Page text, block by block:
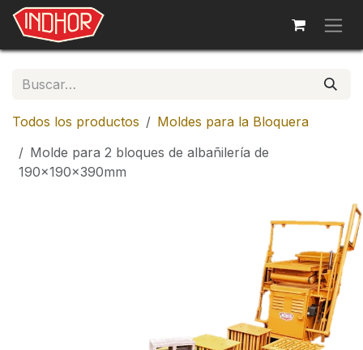
Ir al contenido
Todos los productos
Moldes para la Bloquera
Molde para 2 bloques de albañilería de
190x190x390mm